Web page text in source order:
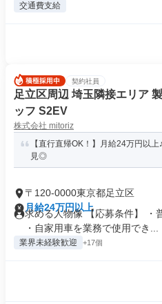
交通費支給
契約社員
足立区周辺 埼玉隣接エリア
ッフ S2EV
株式会社 mitoriz
【直行直帰OK！】月給24万円以
見◎
〒120-0000東京都足立区
月給24万円以上
求める人物像 【応募条件】 ・
・自家用車を業務で使用でき...
業界未経験歓迎 +17個